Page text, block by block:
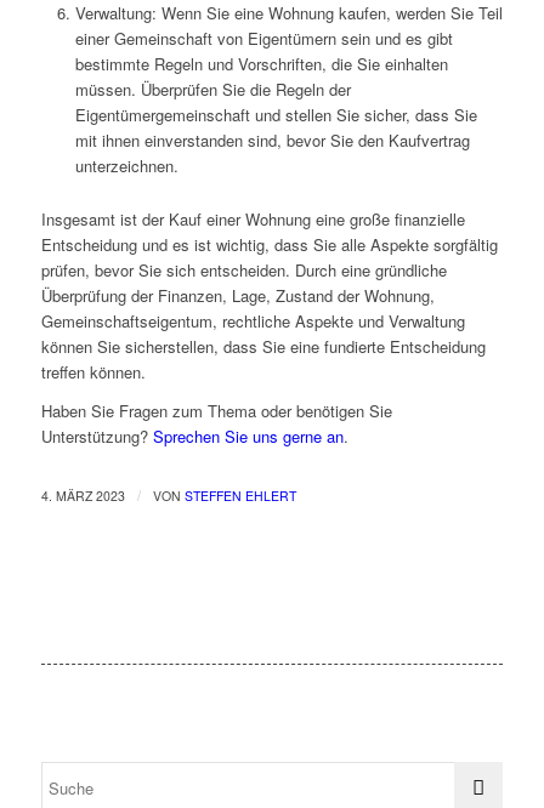
Verwaltung: Wenn Sie eine Wohnung kaufen, werden Sie Teil
einer Gemeinschaft von Eigentümern sein und es gibt
bestimmte Regeln und Vorschriften, die Sie einhalten
müssen. Überprüfen Sie die Regeln der
Eigentümergemeinschaft und stellen Sie sicher, dass Sie
mit ihnen einverstanden sind, bevor Sie den Kaufvertrag
unterzeichnen.
Insgesamt ist der Kauf einer Wohnung eine große finanzielle
Entscheidung und es ist wichtig, dass Sie alle Aspekte sorgfältig
prüfen, bevor Sie sich entscheiden. Durch eine gründliche
Überprüfung der Finanzen, Lage, Zustand der Wohnung,
Gemeinschaftseigentum, rechtliche Aspekte und Verwaltung
können Sie sicherstellen, dass Sie eine fundierte Entscheidung
treffen können.
Haben Sie Fragen zum Thema oder benötigen Sie
Unterstützung? Sprechen Sie uns gerne an.
4. MÄRZ 2023 / VON STEFFEN EHLERT